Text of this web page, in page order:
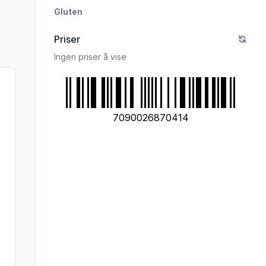
Gluten
Priser
Ingen priser å vise
7090026870414